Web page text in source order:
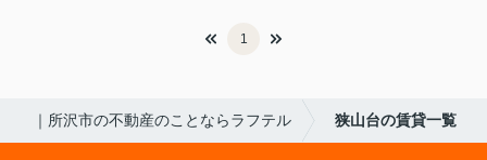
1
｜所沢市の不動産のことならラフテル 狭山台の賃貸一覧